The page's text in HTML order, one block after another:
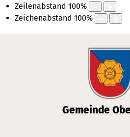
Zeilenabstand 100%
Zeichenabstand 100%
Gemeinde